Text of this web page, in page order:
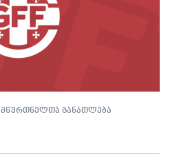
მწვრთნელთა განათლება